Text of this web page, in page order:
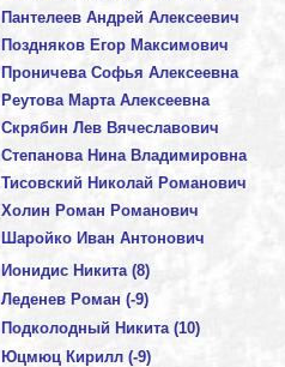
Пантелеев Андрей Алексеевич
Поздняков Егор Максимович
Проничева Софья Алексеевна
Реутова Марта Алексеевна
Скрябин Лев Вячеславович
Степанова Нина Владимировна
Тисовский Николай Романович
Холин Роман Романович
Шаройко Иван Антонович
Ионидис Никита (8)
Леденев Роман (-9)
Подколодный Никита (10)
Юцмюц Кирилл (-9)